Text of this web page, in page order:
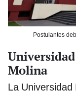
Postulantes
Molina
La